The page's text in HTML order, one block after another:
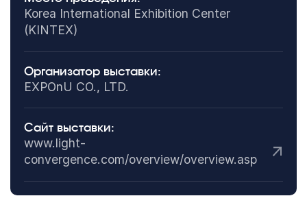
Korea International Exhibition Center
(KINTEX)
Организатор выставки:
EXPOnU CO., LTD.
Сайт выставки:
www.light-
convergence.com/overview/overview.asp